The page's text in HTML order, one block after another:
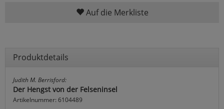
Auf die Merkliste
Produktdetails
Judith M. Berrisford:
Der Hengst von der Felseninsel
Artikelnummer: 6104489